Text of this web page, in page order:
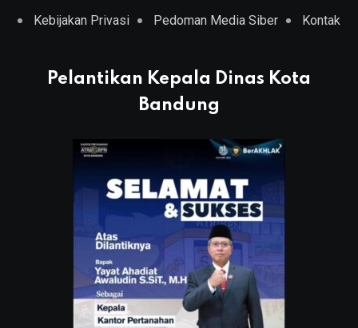
Kebijakan Privasi Pedoman Media Siber Kontak
Pelantikan Kepala Dinas Kota
Bandung